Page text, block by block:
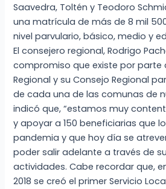
Saavedra, Toltén y Teodoro
una matrícula de más de 8 mil
nivel parvulario, básico, medio y
El consejero regional, Rodrigo
compromiso que existe por parte
Regional y su Consejo Regional
de cada una de las comunas de
indicó que, “estamos muy
y apoyar a 150 beneficiarias que
pandemia y que hoy día se
poder salir adelante a través de
actividades. Cabe recordar que,
2018 se creó el primer Servicio